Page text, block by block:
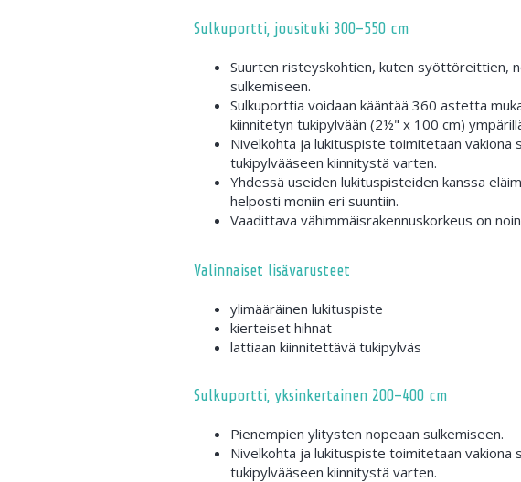
Sulkuportti, jousituki 300–550 cm
Suurten risteyskohtien, kuten syöttöreittien,
sulkemiseen.
Sulkuporttia voidaan kääntää 360 astetta
kiinnitetyn tukipylvään (2½" x 100 cm)
Nivelkohta ja lukituspiste toimitetaan vakiona
tukipylvääseen kiinnitystä varten.
Yhdessä useiden lukituspisteiden kanssa
helposti moniin eri suuntiin.
Vaadittava vähimmäisrakennuskorkeus on
Valinnaiset lisävarusteet
ylimääräinen lukituspiste
kierteiset hihnat
lattiaan kiinnitettävä tukipylväs
Sulkuportti, yksinkertainen 200–400 cm
Pienempien ylitysten nopeaan sulkemiseen.
Nivelkohta ja lukituspiste toimitetaan vakiona
tukipylvääseen kiinnitystä varten.